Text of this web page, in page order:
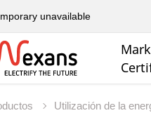
unavailable
Utilización de la